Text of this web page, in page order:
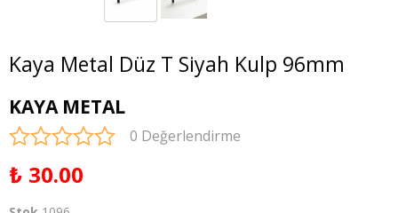
Kaya Metal Düz T Siyah Kulp 96mm
KAYA METAL
0 Değerlendirme
₺ 30.00